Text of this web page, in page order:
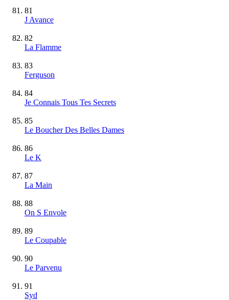
81
J Avance
82
La Flamme
83
Ferguson
84
Je Connais Tous Tes Secrets
85
Le Boucher Des Belles Dames
86
Le K
87
La Main
88
On S Envole
89
Le Coupable
90
Le Parvenu
91
Syd